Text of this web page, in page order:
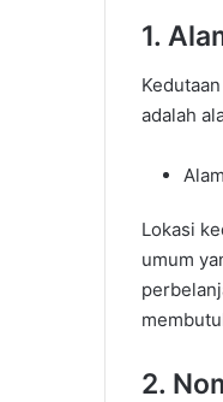
1.
adalah
Lokasi
umum
2.